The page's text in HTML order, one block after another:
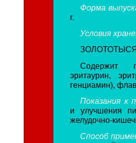
Форма
г.
Условия
Содержит
эритаурин,
генциамин),
Показания к
и улучшения
желудочно-
Способ